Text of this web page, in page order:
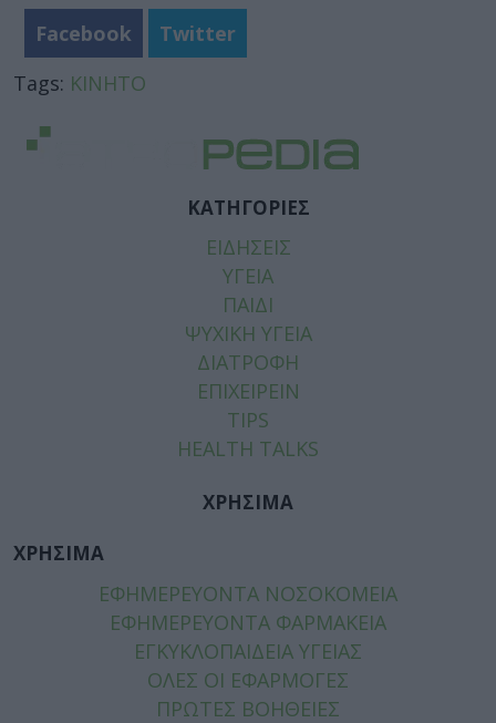
Facebook
Twitter
Tags: ΚΙΝΗΤΟ
ΚΑΤΗΓΟΡΙΕΣ
ΕΙΔΗΣΕΙΣ
ΥΓΕΙΑ
ΠΑΙΔΙ
ΨΥΧΙΚΗ ΥΓΕΙΑ
ΔΙΑΤΡΟΦΗ
ΕΠΙΧΕΙΡΕΙΝ
TIPS
HEALTH TALKS
ΧΡΗΣΙΜΑ
ΧΡΗΣΙΜΑ
ΕΦΗΜΕΡΕΥΟΝΤΑ ΝΟΣΟΚΟΜΕΙΑ
ΕΦΗΜΕΡΕΥΟΝΤΑ ΦΑΡΜΑΚΕΙΑ
ΕΓΚΥΚΛΟΠΑΙΔΕΙΑ ΥΓΕΙΑΣ
ΟΛΕΣ ΟΙ ΕΦΑΡΜΟΓΕΣ
ΠΡΩΤΕΣ ΒΟΗΘΕΙΕΣ